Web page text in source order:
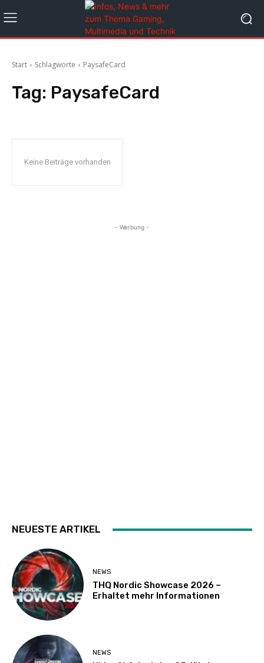
Start Schlagworte PaysafeCard
Tag: PaysafeCard
Keine Beiträge vorhanden
- Werbung -
NEUESTE ARTIKEL
NEWS
THQ Nordic Showcase 2026 –
Erhaltet mehr Informationen
NEWS